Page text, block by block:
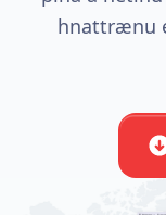
hnattrænu